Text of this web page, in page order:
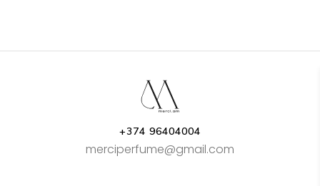
+374 96404004
merciperfume@gmail.com